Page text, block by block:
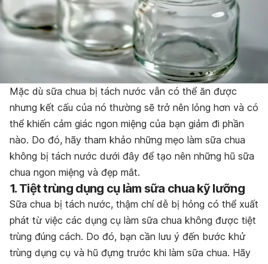
Mặc dù sữa chua bị tách nước vẫn có thể ăn được
nhưng kết cấu của nó thường sẽ trở nên lỏng hơn và có
thể khiến cảm giác ngon miệng của bạn giảm đi phần
nào. Do đó, hãy tham khảo những mẹo làm sữa chua
không bị tách nước dưới đây để tạo nên những hũ sữa
chua ngon miệng và đẹp mắt.
1. Tiệt trùng dụng cụ làm sữa chua kỹ lưỡng
Sữa chua bị tách nước, thậm chí dễ bị hỏng có thể xuất
phát từ việc các dụng cụ làm sữa chua không được tiệt
trùng đúng cách. Do đó, bạn cần lưu ý đến bước khử
trùng dụng cụ và hũ đựng trước khi làm sữa chua. Hãy